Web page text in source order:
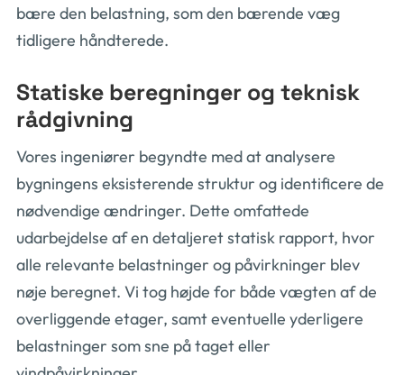
bære den belastning, som den bærende væg
tidligere håndterede.
Statiske beregninger og teknisk
rådgivning
Vores ingeniører begyndte med at analysere
bygningens eksisterende struktur og identificere de
nødvendige ændringer. Dette omfattede
udarbejdelse af en detaljeret statisk rapport, hvor
alle relevante belastninger og påvirkninger blev
nøje beregnet. Vi tog højde for både vægten af de
overliggende etager, samt eventuelle yderligere
belastninger som sne på taget eller